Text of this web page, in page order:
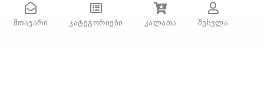
Braun IS 5145BK
მთავარი კატეგორიები კალათა შესვლა